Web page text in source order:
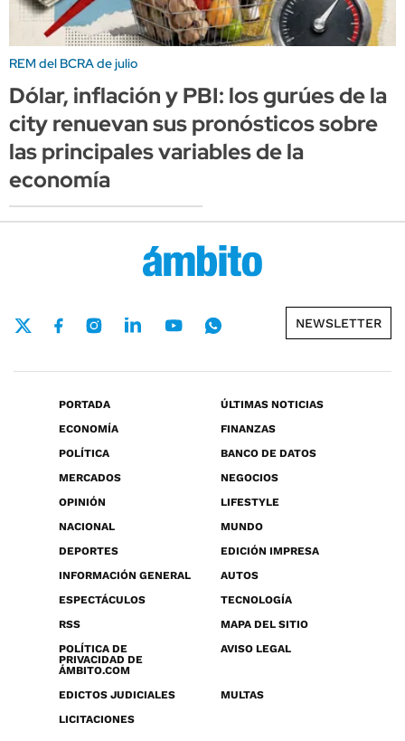
REM del BCRA de julio
Dólar, inflación y PBI: los gurúes de la
city renuevan sus pronósticos sobre
las principales variables de la
economía
NEWSLETTER
PORTADA
ÚLTIMAS NOTICIAS
ECONOMÍA
FINANZAS
POLÍTICA
BANCO DE DATOS
MERCADOS
NEGOCIOS
OPINIÓN
LIFESTYLE
NACIONAL
MUNDO
DEPORTES
EDICIÓN IMPRESA
INFORMACIÓN GENERAL
AUTOS
ESPECTÁCULOS
TECNOLOGÍA
RSS
MAPA DEL SITIO
POLÍTICA DE
PRIVACIDAD DE
ÁMBITO.COM
AVISO LEGAL
EDICTOS JUDICIALES
MULTAS
LICITACIONES